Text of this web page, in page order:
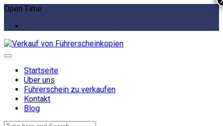
Open Time
Startseite
Über uns
Führerschein zu verkaufen
Kontakt
Blog